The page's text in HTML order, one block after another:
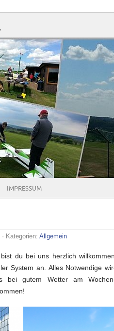
IMPRESSUM
für
fliegen?
· Kategorien: Allgemein
du bei uns herzlich
System an. Alles Notwendige
bei gutem Wetter am